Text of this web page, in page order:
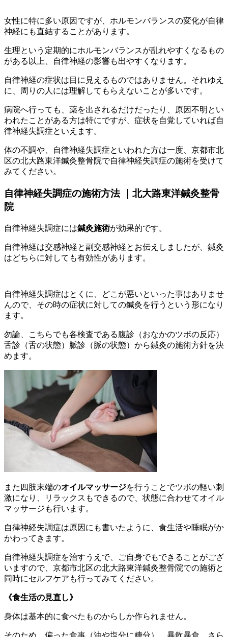
女性に特に多い原因ですが、ホルモンバランスの変化が自律
神経にも直結することがあります。
生理という定期的にホルモンバランスが乱れやすくなるもの
がある以上、自律神経の影響も出やすくなります。
自律神経の症状は目に見えるものではありません。それゆえ
に、周りの人には理解してもらえないことが多いです。
病院へ行っても、薬を出されるだけだったり、原因不明とい
われたことがある方は特にですが、症状を自覚していれば自
律神経失調症といえます。
体の不調や、自律神経失調症といわれた方は一度、京都市北
区の北大路東洋鍼灸整骨院で自律神経失調症の施術を受けて
みてください。
自律神経失調症の施術方法 ｜北大路東洋鍼灸整骨
院
自律神経失調症には鍼灸施術が効果的です。
自律神経は交感神経と副交感神経とお伝えしましたが、鍼灸
はどちらに対しても有効性があります。
自律神経失調症はとくに、どこが悪いといった事はありませ
んので、その時の症状に対しての鍼灸を行うという形になり
ます。
勿論、こちらでも各検査である腹診（おなかのツボの反応）
舌診（舌の状態）脈診（脈の状態）から鍼灸の施術方針を決
めます。
また四肢末端のオイルマッサージを行うことでツボの軽い刺
激になり、リラックスもできるので、状態に合わせてオイル
マッサージも行います。
自律神経失調症は原因にも書いたように、食生活や睡眠がか
かわってきます。
自律神経失調症を治すうえで、ご自身でもできることがござ
いますので、京都市北区の北大路東洋鍼灸整骨院での施術と
同時にセルフケアも行ってみてください。
《食生活の見直し》
身体は基本的に食べたものからしか作られません。
そのため、偏った食事（油や塩分に糖分）、暴飲暴食、さら